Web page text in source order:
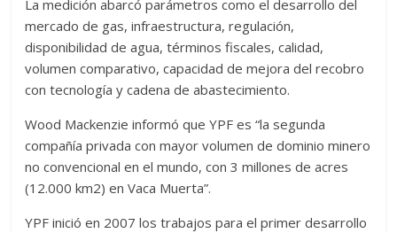
La medición abarcó parámetros como el desarrollo del
mercado de gas, infraestructura, regulación,
disponibilidad de agua, términos fiscales, calidad,
volumen comparativo, capacidad de mejora del recobro
con tecnología y cadena de abastecimiento.
Wood Mackenzie informó que YPF es “la segunda
compañía privada con mayor volumen de dominio minero
no convencional en el mundo, con 3 millones de acres
(12.000 km2) en Vaca Muerta”.
YPF inició en 2007 los trabajos para el primer desarrollo